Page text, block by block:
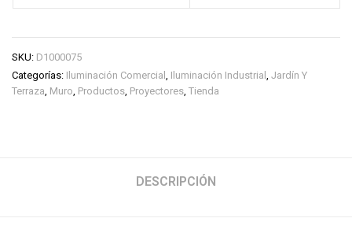
SKU: D1000075
Categorías: Iluminación Comercial , Iluminación Industrial , Jardín Y
Terraza, Muro, Productos, Proyectores, Tienda
DESCRIPCIÓN